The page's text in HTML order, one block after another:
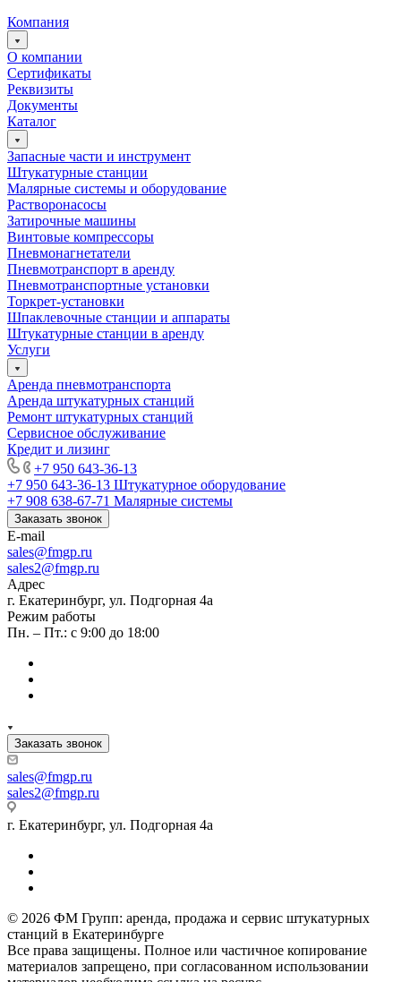
Компания
О компании
Сертификаты
Реквизиты
Документы
Каталог
Запасные части и инструмент
Штукатурные станции
Малярные системы и оборудование
Растворонасосы
Затирочные машины
Винтовые компрессоры
Пневмонагнетатели
Пневмотранспорт в аренду
Пневмотранспортные установки
Торкрет-установки
Шпаклевочные станции и аппараты
Штукатурные станции в аренду
Услуги
Аренда пневмотранспорта
Аренда штукатурных станций
Ремонт штукатурных станций
Сервисное обслуживание
Кредит и лизинг
+7 950 643-36-13
+7 950 643-36-13 Штукатурное оборудование
+7 908 638-67-71 Малярные системы
Заказать звонок
E-mail
sales@fmgp.ru
sales2@fmgp.ru
Адрес
г. Екатеринбург, ул. Подгорная 4а
Режим работы
Пн. – Пт.: с 9:00 до 18:00
Заказать звонок
sales@fmgp.ru
sales2@fmgp.ru
г. Екатеринбург, ул. Подгорная 4а
© 2026 ФМ Групп: аренда, продажа и сервис штукатурных
станций в Екатеринбурге
Все права защищены. Полное или частичное копирование
материалов запрещено, при согласованном использовании